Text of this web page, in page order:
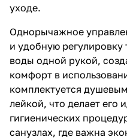
уходе.
Однорычажное
и удобную
воды одной рукой,
комфорт в
комплектуется
лейкой, что делает его
гигиенических
санузлах, где важна